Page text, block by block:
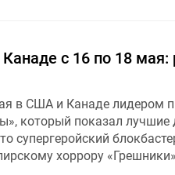
с 16 по 18 мая:
в США и Канаде лидером
который показал
супергеройский
хоррору